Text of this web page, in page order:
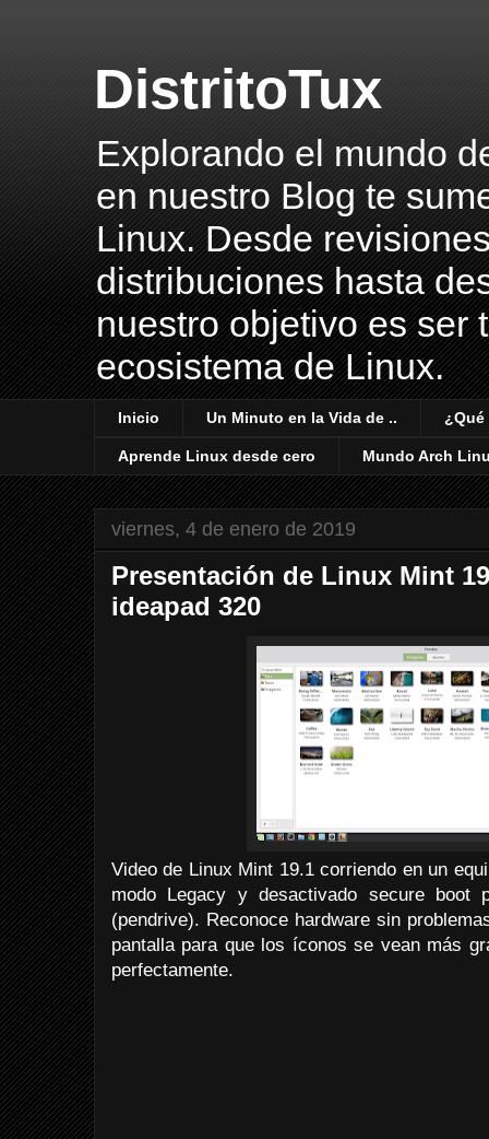
DistritoTux
Explorando el mundo
en nuestro Blog te
Linux. Desde
distribuciones hasta
nuestro objetivo es ser
ecosistema de Linux.
Inicio Un Minuto en la Vida de .. ¿Qué
Aprende Linux desde cero Mundo Arch
viernes, 4 de enero de 2019
Presentación de Linux Mint
ideapad 320
Video de Linux Mint 19.1 corriendo en un
modo Legacy y desactivado secure boot
(pendrive). Reconoce hardware sin
pantalla para que los íconos se vean más
perfectamente.